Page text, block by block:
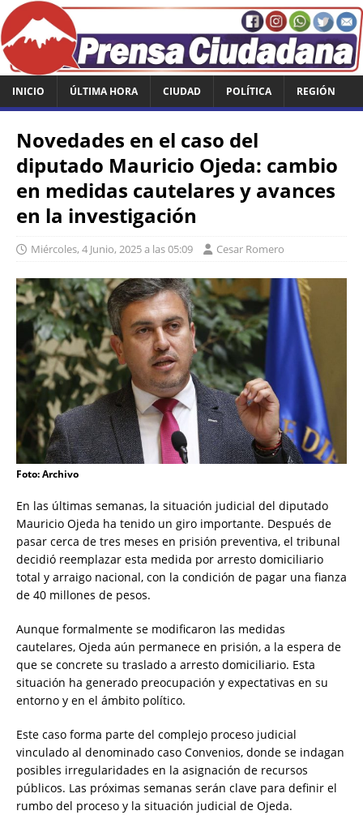
INICIO ÚLTIMA HORA CIUDAD POLÍTICA REGIÓN
Novedades en el caso del
diputado Mauricio Ojeda: cambio
en medidas cautelares y avances
en la investigación
Miércoles, 4 Junio, 2025 a las 05:09 Cesar Romero
Foto: Archivo
En las últimas semanas, la situación judicial del diputado
Mauricio Ojeda ha tenido un giro importante. Después de
pasar cerca de tres meses en prisión preventiva, el tribunal
decidió reemplazar esta medida por arresto domiciliario
total y arraigo nacional, con la condición de pagar una fianza
de 40 millones de pesos.
Aunque formalmente se modificaron las medidas
cautelares, Ojeda aún permanece en prisión, a la espera de
que se concrete su traslado a arresto domiciliario. Esta
situación ha generado preocupación y expectativas en su
entorno y en el ámbito político.
Este caso forma parte del complejo proceso judicial
vinculado al denominado caso Convenios, donde se indagan
posibles irregularidades en la asignación de recursos
públicos. Las próximas semanas serán clave para definir el
rumbo del proceso y la situación judicial de Ojeda.